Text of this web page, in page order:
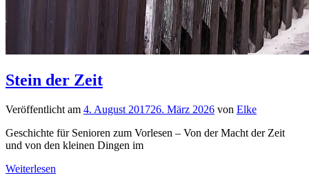
Stein der Zeit
Veröffentlicht am 4. August 201726. März 2026 von Elke
Geschichte für Senioren zum Vorlesen – Von der Macht der Zeit
und von den kleinen Dingen im
Weiterlesen